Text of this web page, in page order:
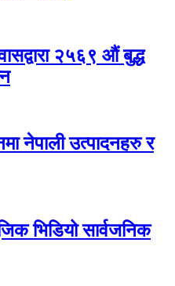
२५६९ औं बुद्ध
नेपाली उत्पादनहरु र
भिडियो सार्वजनिक